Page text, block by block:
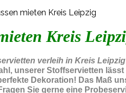
Kreis
verleih in Kreis Leipzig
unserer Stoffservietten
Dekoration! Das Maß
Sie gerne eine